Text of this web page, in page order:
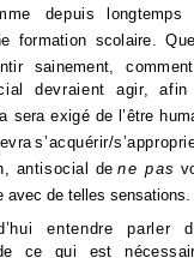
depuis
longtemps
formation scolaire.
sainement,
devraient agir, afin
sera exigé de l’être
s’acquérir/
antisocial de ne pas
de telles sensations.
entendre parler
ce qui est